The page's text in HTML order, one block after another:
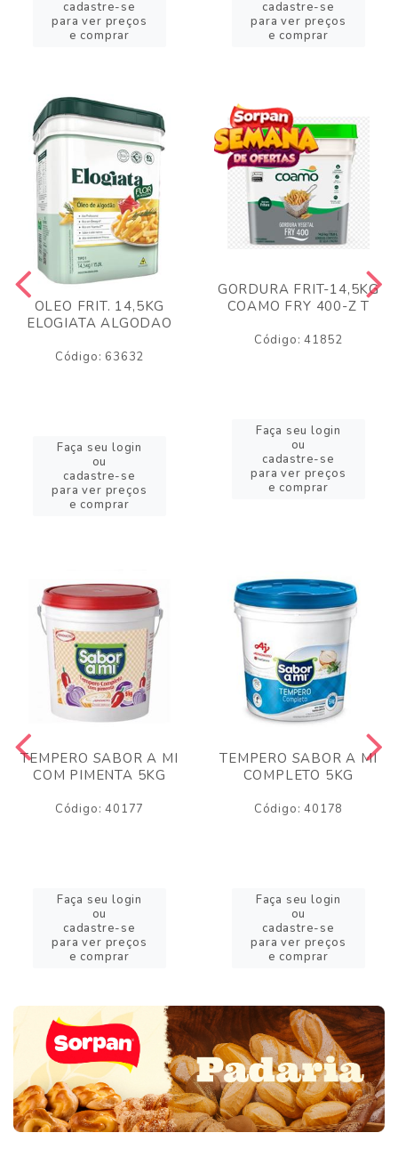
cadastre-se
para ver preços
e comprar
cadastre-se
para ver preços
e comprar
OLEO FRIT. 14,5KG
ELOGIATA ALGODAO
Código: 63632
Faça seu login
ou
cadastre-se
para ver preços
e comprar
GORDURA FRIT-14,5KG
COAMO FRY 400-Z T
Código: 41852
Faça seu login
ou
cadastre-se
para ver preços
e comprar
TEMPERO SABOR A MI
COM PIMENTA 5KG
Código: 40177
Faça seu login
ou
cadastre-se
para ver preços
e comprar
TEMPERO SABOR A MI
COMPLETO 5KG
Código: 40178
Faça seu login
ou
cadastre-se
para ver preços
e comprar